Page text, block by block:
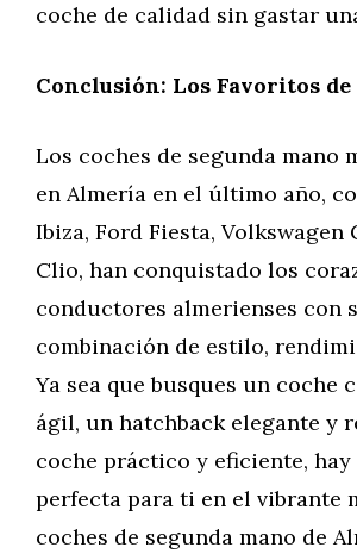
coche de calidad sin gastar
Conclusión: Los Favoritos
Los coches de segunda mano
en Almería en el último año,
Ibiza, Ford Fiesta, Volkswagen
Clio, han conquistado los
conductores almerienses con
combinación de estilo,
Ya sea que busques un coche
ágil, un hatchback elegante y
coche práctico y eficiente,
perfecta para ti en el vibrante
coches de segunda mano de